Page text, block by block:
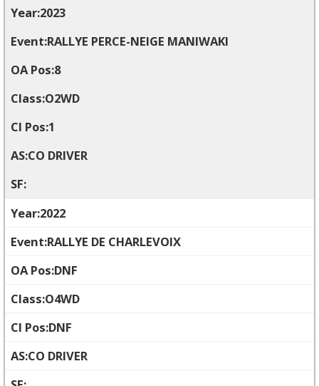
2023
RALLYE PERCE-NEIGE MANIWAKI
8
O2WD
1
CO DRIVER
2022
RALLYE DE CHARLEVOIX
DNF
O4WD
DNF
CO DRIVER